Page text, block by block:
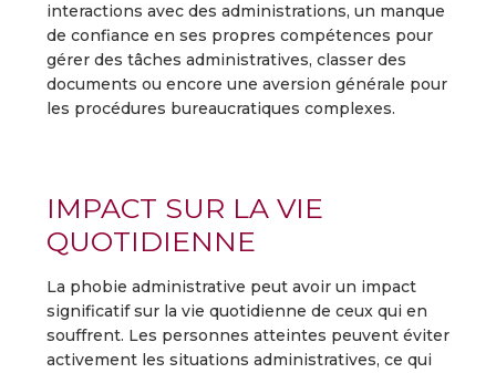
interactions avec des administrations, un manque
de confiance en ses propres compétences pour
gérer des tâches administratives, classer des
documents ou encore une aversion générale pour
les procédures bureaucratiques complexes.
IMPACT SUR LA VIE
QUOTIDIENNE
La phobie administrative peut avoir un impact
significatif sur la vie quotidienne de ceux qui en
souffrent. Les personnes atteintes peuvent éviter
activement les situations administratives, ce qui